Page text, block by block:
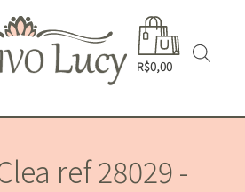
R$0,00
ref 28029 -